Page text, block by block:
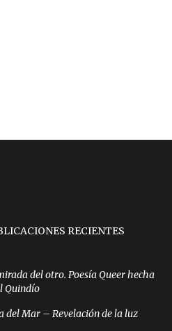
RECIENTES
del otro. Poesía Queer hecha
Quindío
del Mar – Revelación de la luz